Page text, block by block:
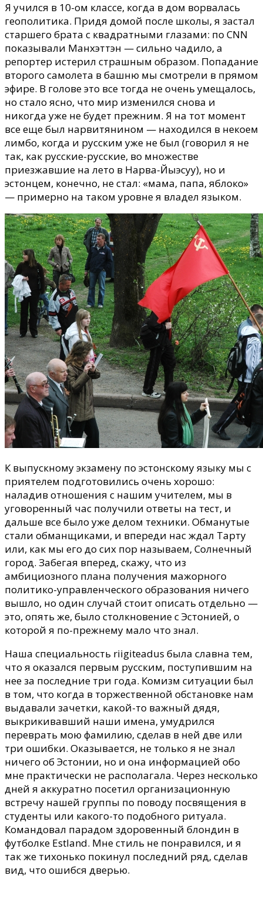
Я учился в 10-ом классе, когда в дом ворвалась
геополитика. Придя домой после школы, я застал
старшего брата с квадратными глазами: по CNN
показывали Манхэттэн — сильно чадило, а
репортер истерил страшным образом. Попадание
второго самолета в башню мы смотрели в прямом
эфире. В голове это все тогда не очень умещалось,
но стало ясно, что мир изменился снова и
никогда уже не будет прежним. Я на тот момент
все еще был нарвитянином — находился в некоем
лимбо, когда и русским уже не был (говорил я не
так, как русские-русские, во множестве
приезжавшие на лето в Нарва-Йыэсуу), но и
эстонцем, конечно, не стал: «мама, папа, яблоко»
— примерно на таком уровне я владел языком.
К выпускному экзамену по эстонскому языку мы с
приятелем подготовились очень хорошо:
наладив отношения с нашим учителем, мы в
уговоренный час получили ответы на тест, и
дальше все было уже делом техники. Обманутые
стали обманщиками, и впереди нас ждал Тарту
или, как мы его до сих пор называем, Солнечный
город. Забегая вперед, скажу, что из
амбициозного плана получения мажорного
политико-управленческого образования ничего
вышло, но один случай стоит описать отдельно —
это, опять же, было столкновение с Эстонией, о
которой я по-прежнему мало что знал.
Наша специальность riigiteadus была славна тем,
что я оказался первым русским, поступившим на
нее за последние три года. Комизм ситуации был
в том, что когда в торжественной обстановке нам
выдавали зачетки, какой-то важный дядя,
выкрикивавший наши имена, умудрился
переврать мою фамилию, сделав в ней две или
три ошибки. Оказывается, не только я не знал
ничего об Эстонии, но и она информацией обо
мне практически не располагала. Через несколько
дней я аккуратно посетил организационную
встречу нашей группы по поводу посвящения в
студенты или какого-то подобного ритуала.
Командовал парадом здоровенный блондин в
футболке Estland. Мне стиль не понравился, и я
так же тихонько покинул последний ряд, сделав
вид, что ошибся дверью.